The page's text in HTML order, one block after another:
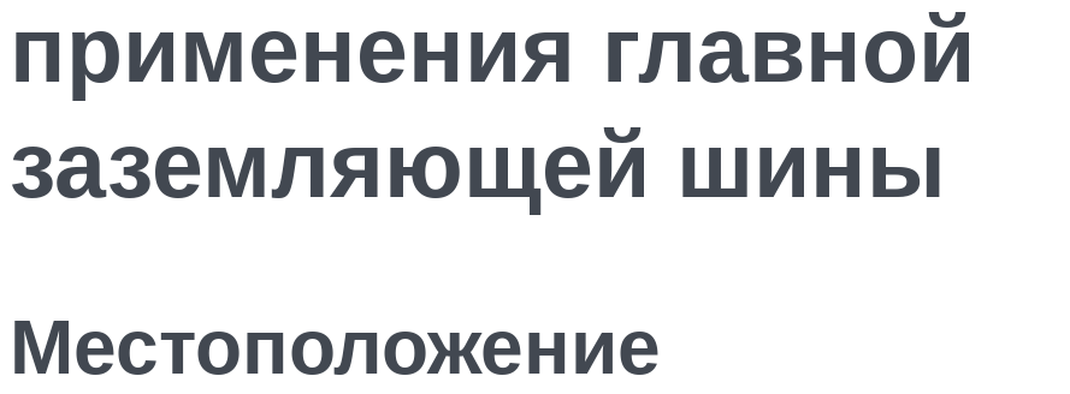
применения главной
заземляющей шины
Местоположение